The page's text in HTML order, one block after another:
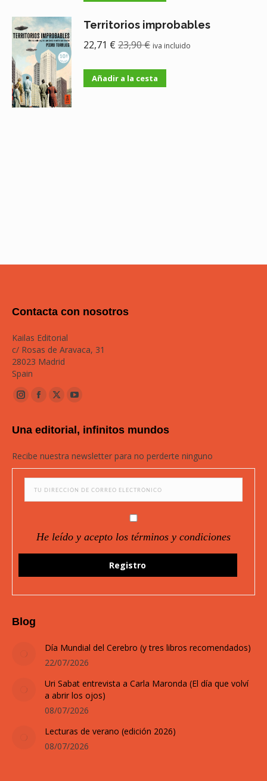
Territorios improbables
22,71 € 23,90€ iva incluido
Añadir a la cesta
Contacta con nosotros
Kailas Editorial
c/ Rosas de Aravaca, 31
28023 Madrid
Spain
Instagram
opens
window
Facebook
opens
window
Twitter
opens
window
YouTube
opens
window
Una editorial, infinitos mundos
Recibe nuestra newsletter para no perderte ninguno
He leído y acepto los términos y condiciones
Blog
Día Mundial del Cerebro (y tres libros recomendados)
22/07/2026
Uri Sabat entrevista a Carla Maronda (El día que volví
a abrir los ojos)
08/07/2026
Lecturas de verano (edición 2026)
08/07/2026